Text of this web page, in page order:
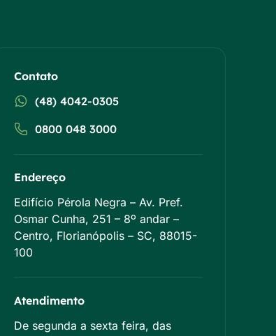
Contato
(48) 4042-0305
0800 048 3000
Endereço
Edifício Pérola Negra – Av. Pref.
Osmar Cunha, 251 – 8º andar –
Centro, Florianópolis – SC, 88015-
100
Atendimento
De segunda a sexta feira, das